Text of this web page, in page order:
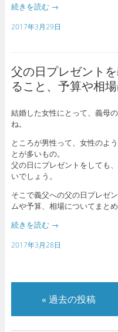
続きを読む →
2017年3月29日
父の日プレゼント
ること、予算や相
結婚した女性にとって、義母
ね。
ところが男性って、女性のよ
とが多いもの。
父の日にプレゼントをしても
いでしょう。
そこで義父への父の日プレゼ
ムや予算、相場についてまとめ
続きを読む →
2017年3月28日
« 過去の投稿